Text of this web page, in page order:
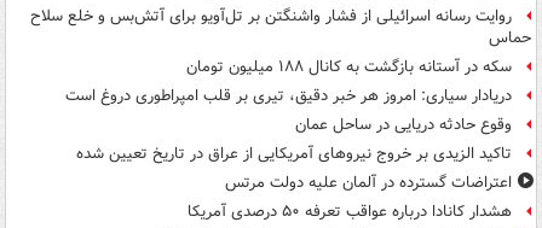
روایت رسانه اسرائیلی از فشار واشنگتن بر تل‌آویو برای آتش‌بس و خلع سلاح
حماس
سکه در آستانه بازگشت به کانال ۱۸۸ میلیون تومان
دریادار سیاری: امروز هر خبر دقیق، تیری بر قلب امپراطوری دروغ است
وقوع حادثه دریایی در ساحل عمان
تاکید الزیدی بر خروج نیروهای آمریکایی از عراق در تاریخ تعیین شده
اعتراضات گسترده در آلمان علیه دولت مرتس
هشدار کانادا درباره عواقب تعرفه ۵۰ درصدی آمریکا